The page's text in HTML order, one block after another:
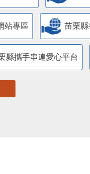
站專區 苗栗
縣攜手串連愛心平台